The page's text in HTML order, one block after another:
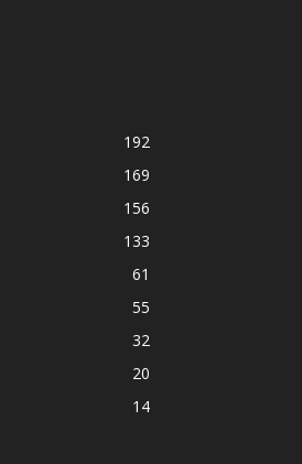
192
169
156
133
61
55
32
20
14